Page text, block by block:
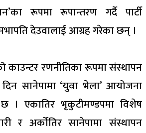
रूपमा रूपान्तरण गर्दै पार्टी
देउवालाई आग्रह गरेका छन् ।
काउन्टर रणनीतिका रूपमा संस्थापन
सानेपामा ‘युवा भेला’ आयोजना
। एकातिर भृकुटीमण्डपमा विशेष
र अर्कोतिर सानेपामा संस्थापन